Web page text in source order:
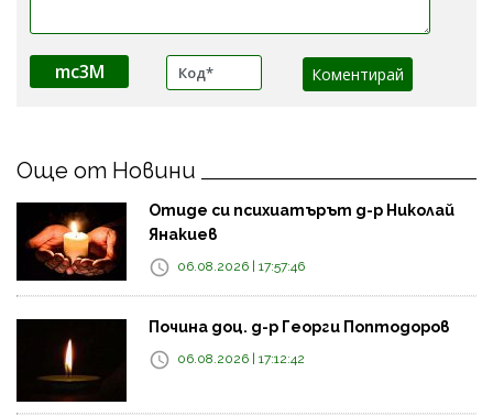
mc3M
Още от Новини
Отиде си психиатърът д-р Николай
Янакиев
06.08.2026 | 17:57:46
Почина доц. д-р Георги Поптодоров
06.08.2026 | 17:12:42